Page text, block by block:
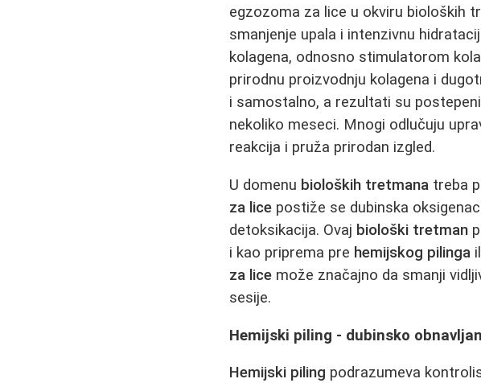
egzozoma za lice u okviru bioloških
smanjenje upala i intenzivnu
kolagena, odnosno stimulatorom
prirodnu proizvodnju kolagena i
i samostalno, a rezultati su
nekoliko meseci. Mnogi odlučuju
reakcija i pruža prirodan izgled.
U domenu bioloških tretmana treba
za lice postiže se dubinska
detoksikacija. Ovaj biološki tretman
i kao priprema pre hemijskog pilinga
za lice može značajno da smanji
sesije.
Hemijski piling - dubinsko
Hemijski piling podrazumeva